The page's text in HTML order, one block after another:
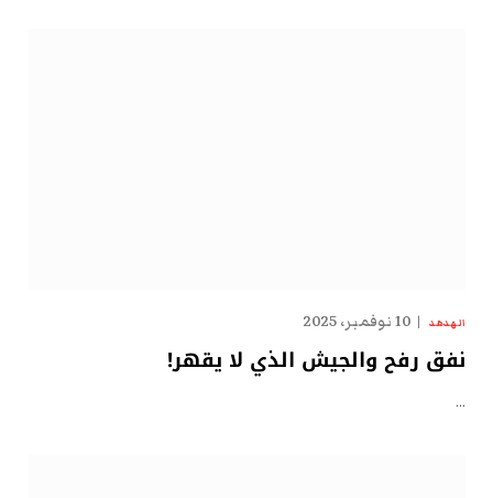
الهدهد 10 نوفمبر، 2025
نفق رفح والجيش الذي لا يقهر!
…